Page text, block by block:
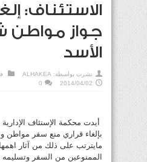
الاستئناف:
جواز مواطن
الأسد
نشرت بواسطة: ALHAKEA
2014/04/02
0
أيدت محكمة الإستئاف
بإلغاء قراري منع سفر
مايترتب على ذلك من آثار
الممنوعين من السفر وتسليمه